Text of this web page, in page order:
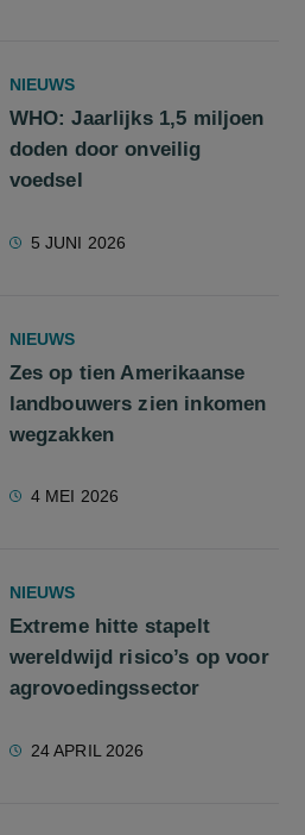
NIEUWS
WHO: Jaarlijks 1,5 miljoen
doden door onveilig
voedsel
5 JUNI 2026
NIEUWS
Zes op tien Amerikaanse
landbouwers zien inkomen
wegzakken
4 MEI 2026
NIEUWS
Extreme hitte stapelt
wereldwijd risico’s op voor
agrovoedingssector
24 APRIL 2026